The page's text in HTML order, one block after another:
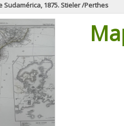
Sudamérica, 1875. Stieler /Perthes